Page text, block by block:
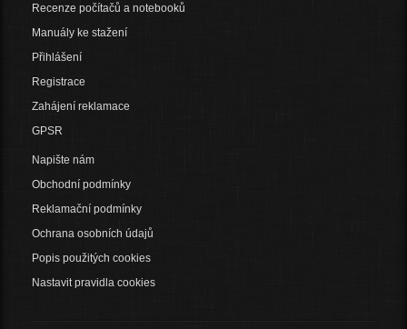
Recenze počítačů a notebooků
Manuály ke stažení
Přihlášení
Registrace
Zahájení reklamace
GPSR
Napište nám
Obchodní podmínky
Reklamační podmínky
Ochrana osobních údajů
Popis použitých cookies
Nastavit pravidla cookies